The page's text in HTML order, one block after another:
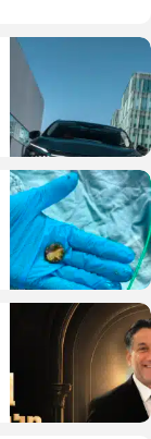
חדשות הרכב
בריאות